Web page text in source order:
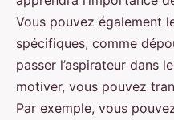
Vous pouvez également
spécifiques, comme
passer l’aspirateur dans
motiver, vous pouvez
Par exemple, vous